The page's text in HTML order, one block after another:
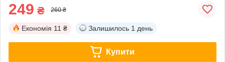
249 ₴ 260 ₴
Економія 11 ₴ Залишилось 1 день
Купити